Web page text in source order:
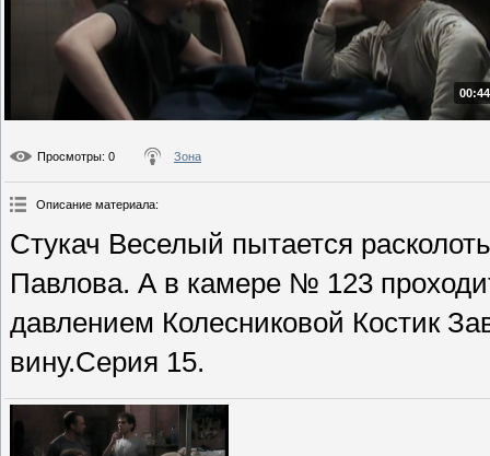
Просмотры: 0 Зона
Описание материала:
Стукач Веселый пытается
Павлова. А в камере № 123
давлением Колесниковой Костик
вину.Серия 15.